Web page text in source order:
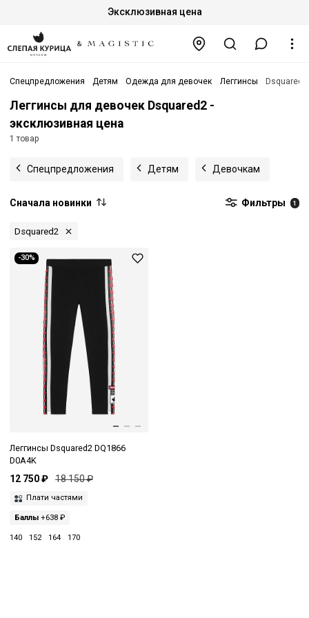
Эксклюзивная цена
Спецпредложения Детям Одежда для девочек Леггинсы Dsquared2
Леггинсы для девочек Dsquared2 -
эксклюзивная цена
1 товар
Спецпредложения Детям Девочкам
Сначала новинки Фильтры 1
Dsquared2
-30%
Леггинсы Dsquared2 DQ1866
D0A4K
12 750 ₽ 18 150 ₽
Плати частями
Баллы +638 ₽
140 152 164 170